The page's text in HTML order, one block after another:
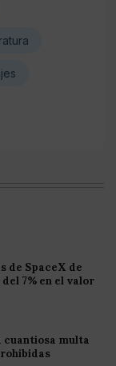
de SpaceX de
7% en el valor
cuantiosa multa